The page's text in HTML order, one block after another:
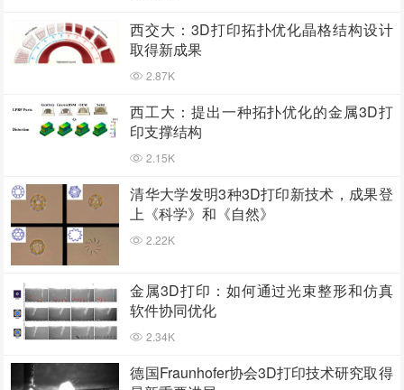
西交大：3D打印拓扑优化晶格结构设计
取得新成果
2.87K
西工大：提出一种拓扑优化的金属3D打
印支撑结构
2.15K
清华大学发明3种3D打印新技术，成果登
上《科学》和《自然》
2.22K
金属3D打印：如何通过光束整形和仿真
软件协同优化
2.34K
德国Fraunhofer协会3D打印技术研究取得